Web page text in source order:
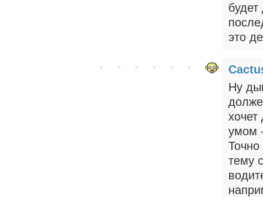
это
Ну
умом
Точно
тему